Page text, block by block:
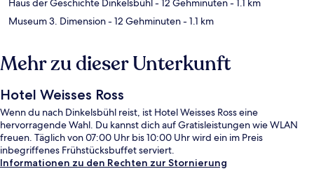
Haus der Geschichte Dinkelsbühl- 12 Gehminuten- 1.1 km
Museum 3. Dimension- 12 Gehminuten- 1.1 km
Mehr zu dieser Unterkunft
Hotel Weisses Ross
Wenn du nach Dinkelsbühl reist, ist Hotel Weisses Ross eine
hervorragende Wahl. Du kannst dich auf Gratisleistungen wie WLAN
freuen. Täglich von 07:00 Uhr bis 10:00 Uhr wird ein im Preis
inbegriffenes Frühstücksbuffet serviert.
Informationen zu den Rechten zur Stornierung